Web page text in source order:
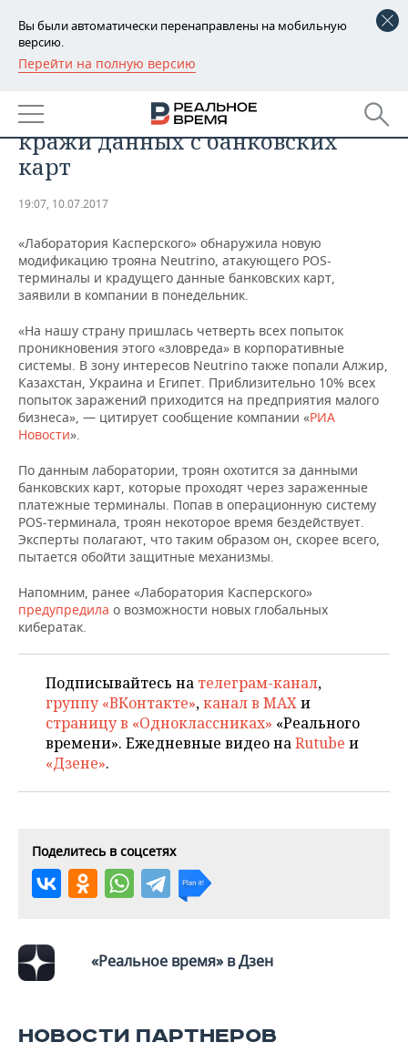
Вы были автоматически перенаправлены на мобильную
версию.
Перейти на полную версию
РЕГИОНЫ
БАШКОРТОСТАН
ТАТАРСТАН
НОВОСТИ
АНАЛИТИКА
КОРОЛИ ГОСЗАКАЗА ПФО
КОМУ ПРИНАДЛЕЖАТ
ТОРГОВЫЕ ЦЕНТРЫ
ТАТАРСТАНА
ФИНАНСЫ
БЮДЖЕТ
ИНВЕСТИЦИИ
ПРОМЫШЛЕННОСТЬ
НОВОСТИ
ПРОМЫШЛЕННОСТИ
АГРОПРОМ
МАШИНОСТРОЕНИЕ
НЕФТЕХИМИЯ
ОПК
ЭНЕРГЕТИКА
НЕДВИЖИМОСТЬ
НОВОСТИ АВТО
БИЗНЕС
НОВОСТИ БИЗНЕСА
РОЗНИЧНАЯ ТОРГОВЛЯ
ТРАНСПОРТ
УСЛУГИ
ТЕХНОЛОГИИ
НОВОСТИ ТЕХНОЛОГИЙ
IT
МЕДИА
ТЕЛЕКОММУНИКАЦИИ
МЕРОПРИЯТИЯ
НОВОСТИ МЕРОПРИЯТИЙ
ВЫЕЗДНАЯ РЕДАКЦИЯ
ONLINE-КОНФЕРЕНЦИИ
ОТКРЫТАЯ ЛЕКЦИЯ
СПОРТ
НОВОСТИ СПОРТА
ХОККЕЙ
БАСКЕТБОЛ
ВОЛЕЙБОЛ
КИБЕРСПОРТ
ФИГУРНОЕ КАТАНИЕ
ХОККЕЙ С МЯЧОМ
ОБЩЕСТВО
НОВОСТИ ОБЩЕСТВА
ВЛАСТЬ
ИНФРАСТРУКТУРА
ИСТОРИЯ
КУЛЬТУРА
МЕДИЦИНА
ПРОИСШЕСТВИЯ
СЮЖЕТЫ
СПРАВОЧНИК
СПИСОК ПЕРСОН
СПИСОК КОМПАНИЙ
ПОЛНАЯ ВЕРСИЯ
обнаружила новый вирус для
кражи данных с банковских
карт
19:07, 10.07.2017
«Лаборатория Касперского» обнаружила новую
модификацию трояна Neutrino, атакующего POS-
терминалы и крадущего данные банковских карт,
заявили в компании в понедельник.
«На нашу страну пришлась четверть всех попыток
проникновения этого «зловреда» в корпоративные
системы. В зону интересов Neutrino также попали Алжир,
Казахстан, Украина и Египет. Приблизительно 10% всех
попыток заражений приходится на предприятия малого
бизнеса», — цитирует сообщение компании «РИА
Новости».
По данным лаборатории, троян охотится за данными
банковских карт, которые проходят через зараженные
платежные терминалы. Попав в операционную систему
POS-терминала, троян некоторое время бездействует.
Эксперты полагают, что таким образом он, скорее всего,
пытается обойти защитные механизмы.
Напомним, ранее «Лаборатория Касперского»
предупредила о возможности новых глобальных
кибератак.
Подписывайтесь на телеграм-канал,
группу «ВКонтакте»,канал в MAXи
страницу в «Одноклассниках» «Реального
времени». Ежедневные видео наRutube и
«Дзене».
Поделитесь в соцсетях
«Реальное время» в Дзен
НОВОСТИ ПАРТНЕРОВ